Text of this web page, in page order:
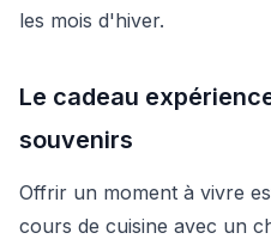
les mois d'hiver.
Le cadeau
souvenirs
Offrir un moment à vivre
cours de cuisine avec un